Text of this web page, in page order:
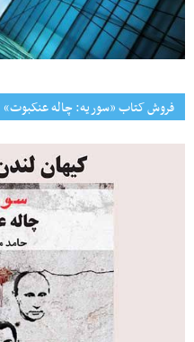
فروش کتاب «سوریه: چاله عنکبوت»